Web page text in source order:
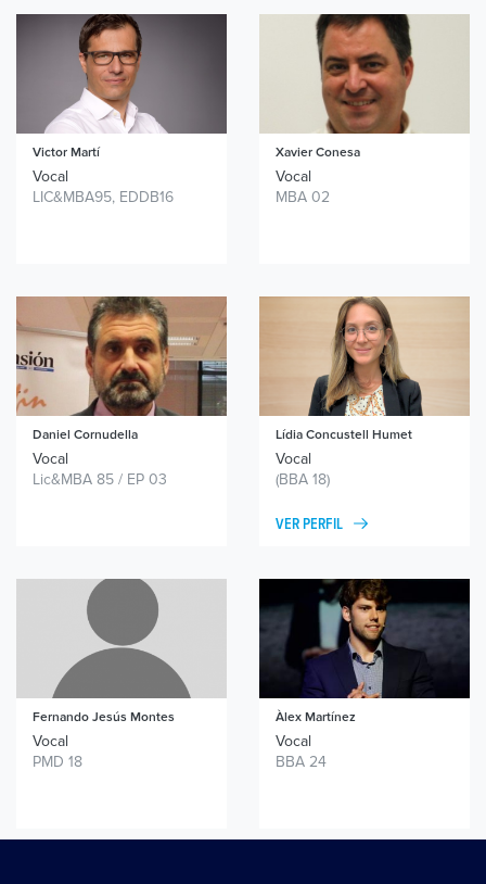
Victor Martí
Vocal
LIC&MBA95, EDDB16
Xavier Conesa
Vocal
MBA 02
Daniel Cornudella
Vocal
Lic&MBA 85 / EP 03
Lídia Concustell Humet
Vocal
(BBA 18)
VER PERFIL
Fernando Jesús Montes
Vocal
PMD 18
Àlex Martínez
Vocal
BBA 24